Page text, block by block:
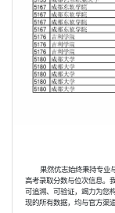
果然优志始终秉持专业
高考录取分数与位次信息。
可追溯、可验证，竭力为您
现的所有数据，均与官方渠